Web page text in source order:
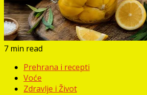
7 min read
Prehrana i recepti
Voće
Zdravlje i Život